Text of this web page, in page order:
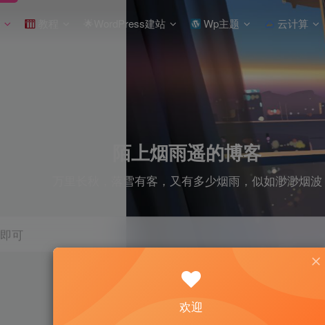
🌟WordPress建站 Wp主题 云计算
陌上烟雨遥的博客
万里长秋，落雪有客，又有多少烟雨，似如渺渺烟波
可
欢迎